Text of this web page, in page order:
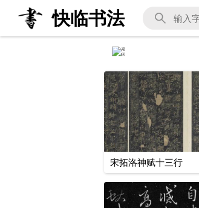
快临书法
宋拓洛神赋十三行